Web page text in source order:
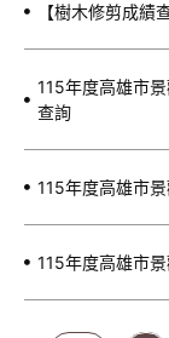
【樹木修剪成績
115年度高雄市
查詢
115年度高雄市
115年度高雄市